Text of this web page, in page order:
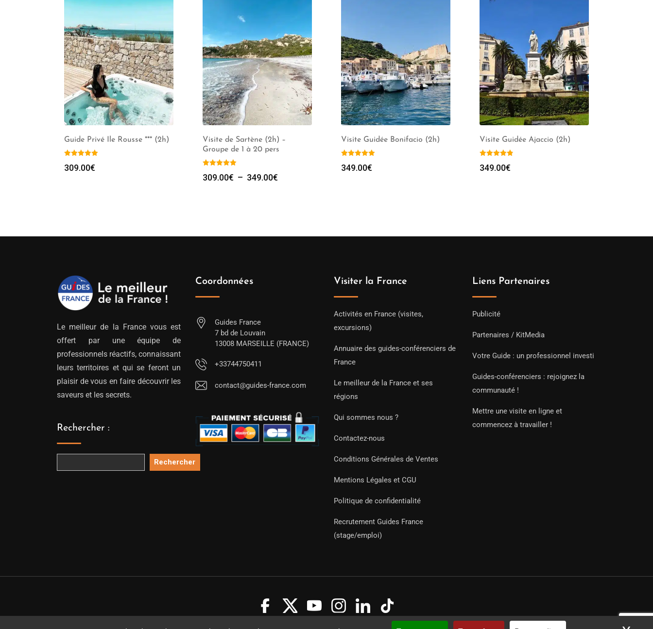
Guide Privé Ile Rousse *** (2h)
309.00€
Visite de Sartène (2h) –
Groupe de 1 à 20 pers
309.00€ – 349.00€
Visite Guidée Bonifacio (2h)
349.00€
Visite Guidée Ajaccio (2h)
349.00€
Le meilleur de la France vous est
offert par une équipe de
professionnels réactifs, connaissant
leurs territoires et qui se feront un
plaisir de vous en faire découvrir les
saveurs et les secrets.
Rechercher :
Rechercher
Coordonnées
Guides France
7 bd de Louvain
13008 MARSEILLE (FRANCE)
+33744750411
contact@guides-france.com
Visiter la France
Activités en France (visites,
excursions)
Annuaire des guides-conférenciers de
France
Le meilleur de la France et ses
régions
Qui sommes nous ?
Contactez-nous
Conditions Générales de Ventes
Mentions Légales et CGU
Politique de confidentialité
Recrutement Guides France
(stage/emploi)
Liens Partenaires
Publicité
Partenaires / KitMedia
Votre Guide : un professionnel investi
Guides-conférenciers : rejoignez la
communauté !
Mettre une visite en ligne et
commencez à travailler !